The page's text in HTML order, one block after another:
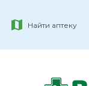
Найти аптеку